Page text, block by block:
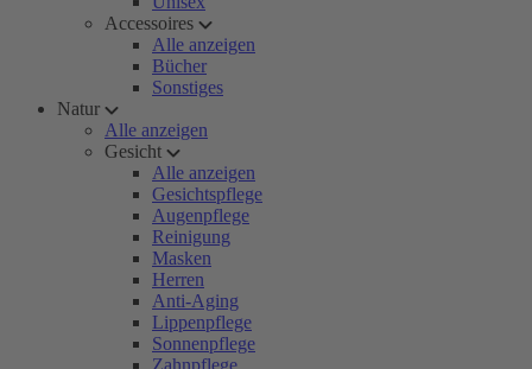
Accessoires
Alle anzeigen
Bücher
Sonstiges
Natur
Alle anzeigen
Gesicht
Alle anzeigen
Gesichtspflege
Augenpflege
Reinigung
Masken
Herren
Anti-Aging
Lippenpflege
Sonnenpflege
Zahnpflege